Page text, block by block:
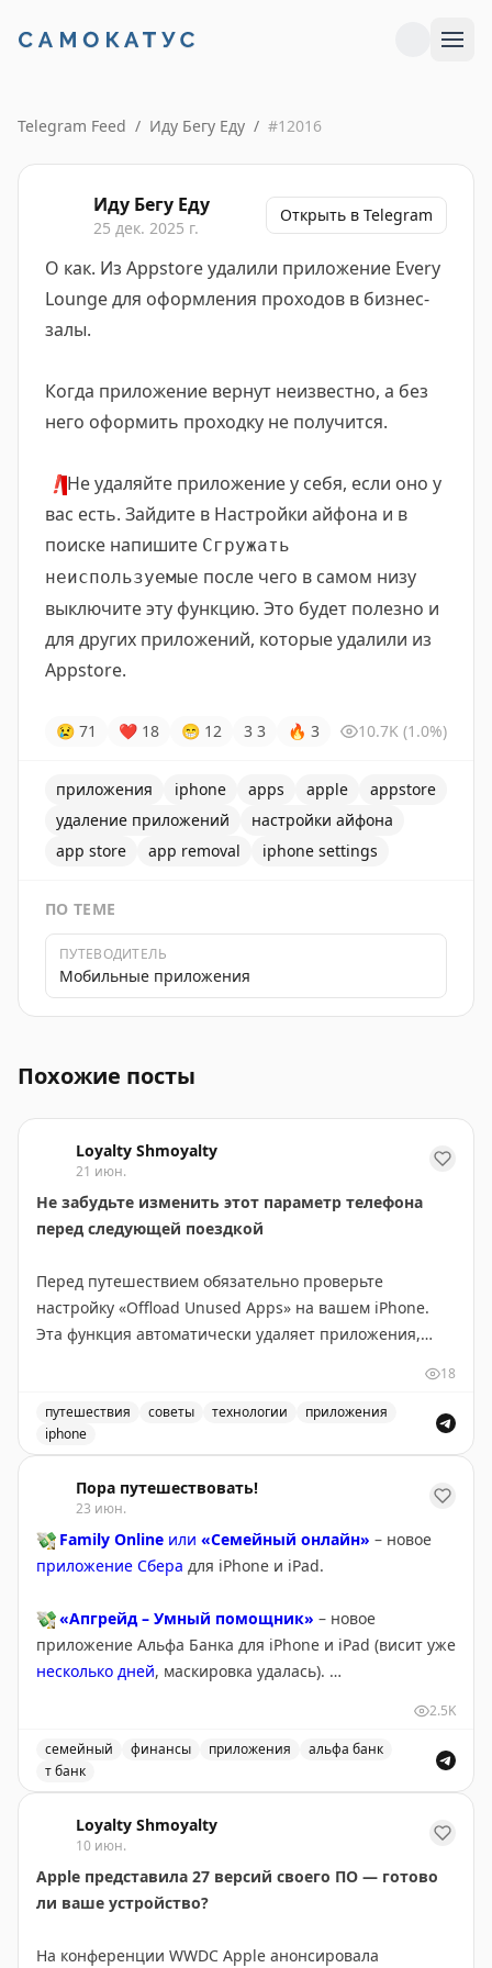
Telegram Feed / Иду Бегу Еду / #12016
Иду Бегу Еду
25 дек. 2025 г.
Открыть в Telegram
О как. Из Appstore удалили приложение Every
Lounge для оформления проходов в бизнес-
залы.
Когда приложение вернут неизвестно, а без
него оформить проходку не получится.
❗️Не удаляйте приложение у себя, если оно у
вас есть. Зайдите в Настройки айфона и в
поиске напишите Сгружать
неиспользуемые после чего в самом низу
выключите эту функцию. Это будет полезно и
для других приложений, которые удалили из
Appstore.
😢 71 ❤ 18 😁 12 3 3 🔥 3 10.7K (1.0%)
приложения iphone apps apple
appstore
удаление приложений
настройки айфона
app store
app removal iphone settings
ПО ТЕМЕ
ПУТЕВОДИТЕЛЬ
Мобильные приложения
Похожие посты
Loyalty Shmoyalty
21 июн.
Не забудьте изменить этот параметр телефона
перед следующей поездкой
Перед путешествием обязательно проверьте
настройку «Offload Unused Apps» на вашем iPhone.
Эта функция автоматически удаляет приложения,
может коснуться критически важных приложений:
авиакомпании, отеля, карт, такси или переводчика.
скачивать, а в аэропорту, отеле или за границей это
может стать серьезной проблемой при медленном
интернете. Автор рекомендует отключить эту
функцию в Settings > Apps > App Store перед
«app archiving» и дает больше контроля. Лучше
заранее убедиться, что все нужные приложения
установлены, чем обнаружить их отсутствие в
Your Mileage May Vary |Original
18
путешествия советы технологии
приложения
iphone
Пора путешествовать!
23 июн.
💸 Family Online или «Семейный онлайн» – новое
приложение Сбера для iPhone и iPad.
💸 «Апгрейд – Умный помощник» – новое
приложение Альфа Банка для iPhone и iPad (висит уже
несколько дней, маскировка удалась).
👉«Пора путешествовать!» – подпишись:
Telegram
2.5K
семейный финансы приложения
альфа банк
т банк
Loyalty Shmoyalty
10 июн.
Apple представила 27 версий своего ПО — готово
ли ваше устройство?
На конференции WWDC Apple анонсировала